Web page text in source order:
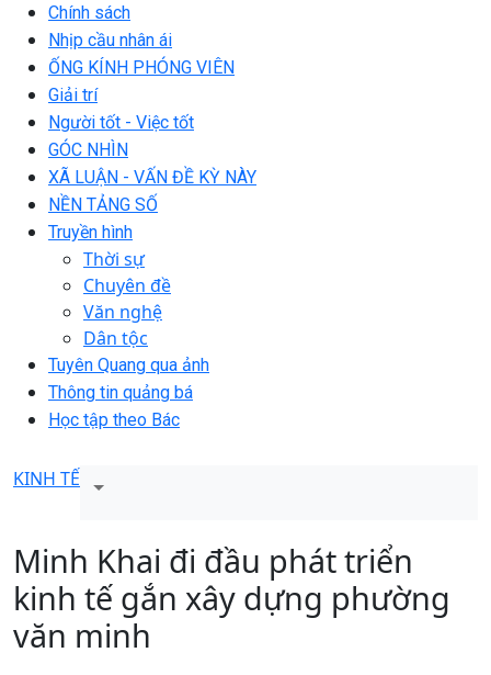
Chính sách
Nhịp cầu nhân ái
ỐNG KÍNH PHÓNG VIÊN
Giải trí
Người tốt - Việc tốt
GÓC NHÌN
XÃ LUẬN - VẤN ĐỀ KỲ NÀY
NỀN TẢNG SỐ
Truyền hình
Thời sự
Chuyên đề
Văn nghệ
Dân tộc
Tuyên Quang qua ảnh
Thông tin quảng bá
Học tập theo Bác
KINH TẾ
Minh Khai đi đầu phát triển
kinh tế gắn xây dựng phường
văn minh